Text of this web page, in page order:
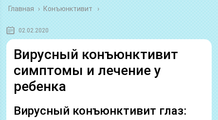
Главная › Конъюнктивит
02.02.2020
Вирусный конъюнктивит
симптомы и лечение у
ребенка
Вирусный конъюнктивит глаз: